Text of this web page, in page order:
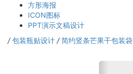
方形海报
ICON图标
PPT演示文稿设计
/ 包装瓶贴设计 / 简约竖条芒果干包装袋